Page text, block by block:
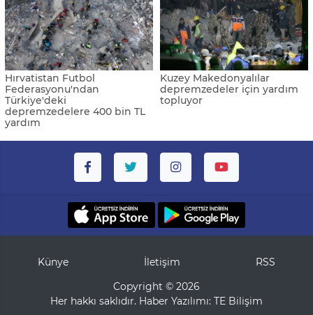
Hırvatistan Futbol
Federasyonu'ndan
Türkiye'deki
depremzedelere 400 bin TL
yardım
Kuzey Makedonyalılar
depremzedeler için yardım
topluyor
Künye İletişim
RSS
Copyright © 2026
Her hakkı saklıdır. Haber Yazılımı: TE Bilişim